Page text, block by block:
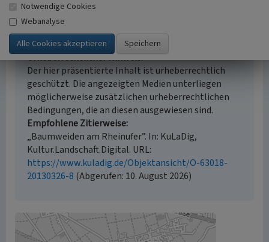
Empfohlene Zitierweise
Urheberrechtlicher Hinweis
Der hier präsentierte Inhalt ist urheberrechtlich
geschützt. Die angezeigten Medien unterliegen
möglicherweise zusätzlichen urheberrechtlichen
Bedingungen, die an diesen ausgewiesen sind.
Empfohlene Zitierweise
„Baumweiden am Rheinufer”. In: KuLaDig,
Kultur.Landschaft.Digital. URL:
https://www.kuladig.de/Objektansicht/O-63018-
20130326-8 (Abgerufen: 10. August 2026)
Notwendige Cookies
Webanalyse